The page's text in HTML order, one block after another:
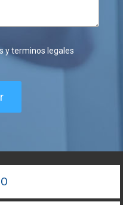
y terminos legales